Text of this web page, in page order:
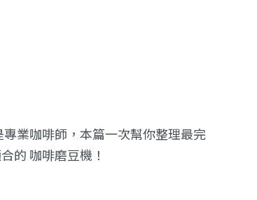
業咖啡師，本篇一次幫你整理最完
的 咖啡磨豆機！